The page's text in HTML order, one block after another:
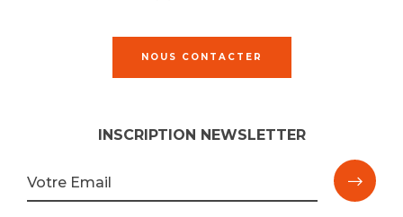
NOUS CONTACTER
INSCRIPTION NEWSLETTER
Votre Email